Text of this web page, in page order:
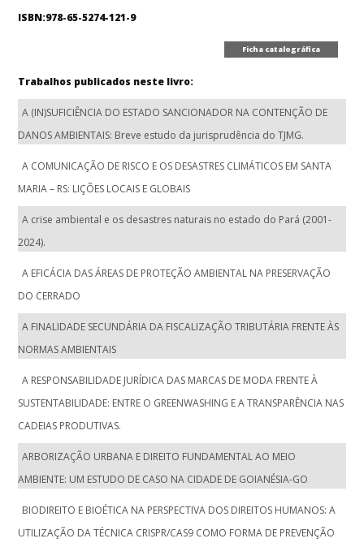
ISBN:978-65-5274-121-9
Ficha catalográfica
Trabalhos publicados neste livro:
A (IN)SUFICIÊNCIA DO ESTADO SANCIONADOR NA CONTENÇÃO DE
DANOS AMBIENTAIS: Breve estudo da jurisprudência do TJMG.
A COMUNICAÇÃO DE RISCO E OS DESASTRES CLIMÁTICOS EM SANTA
MARIA – RS: LIÇÕES LOCAIS E GLOBAIS
A crise ambiental e os desastres naturais no estado do Pará (2001-
2024).
A EFICÁCIA DAS ÁREAS DE PROTEÇÃO AMBIENTAL NA PRESERVAÇÃO
DO CERRADO
A FINALIDADE SECUNDÁRIA DA FISCALIZAÇÃO TRIBUTÁRIA FRENTE ÀS
NORMAS AMBIENTAIS
A RESPONSABILIDADE JURÍDICA DAS MARCAS DE MODA FRENTE À
SUSTENTABILIDADE: ENTRE O GREENWASHING E A TRANSPARÊNCIA NAS
CADEIAS PRODUTIVAS.
ARBORIZAÇÃO URBANA E DIREITO FUNDAMENTAL AO MEIO
AMBIENTE: UM ESTUDO DE CASO NA CIDADE DE GOIANÉSIA-GO
BIODIREITO E BIOÉTICA NA PERSPECTIVA DOS DIREITOS HUMANOS: A
UTILIZAÇÃO DA TÉCNICA CRISPR/CAS9 COMO FORMA DE PREVENÇÃO